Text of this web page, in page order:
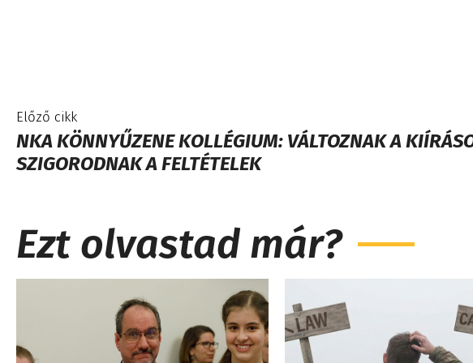
Előző cikk
NKA KÖNNYŰZENE KOLLÉGIUM: VÁLTOZNAK A
SZIGORODNAK A FELTÉTELEK
Ezt olvastad már?